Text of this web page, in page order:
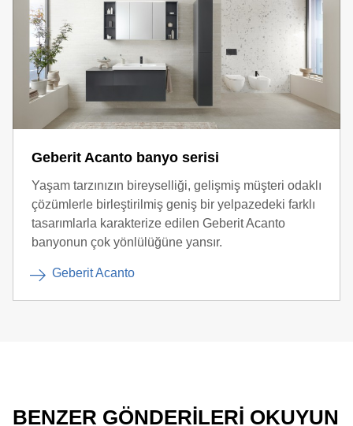
Geberit Acanto banyo serisi
Yaşam tarzınızın bireyselliği, gelişmiş müşteri odaklı
çözümlerle birleştirilmiş geniş bir yelpazedeki farklı
tasarımlarla karakterize edilen Geberit Acanto
banyonun çok yönlülüğüne yansır.
Geberit Acanto
BENZER GÖNDERILERI OKUYUN